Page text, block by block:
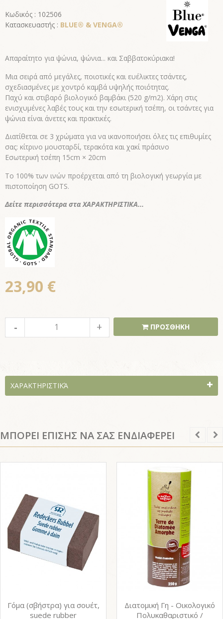
Κωδικός : 102506
Κατασκευαστής : BLUE® & VENGA®
Απαραίτητο για ψώνια, ψώνια... και Σαββατοκύριακα!
Μια σειρά από μεγάλες, ποιοτικές και ευέλικτες τσάντες,
σχεδιασμένες με χοντρό καμβά υψηλής ποιότητας.
Παχύ και στιβαρό βιολογικό βαμβάκι (520 g/m2). Χάρη στις
ενισχυμένες λαβές τους και την εσωτερική τσέπη, οι τσάντες για
ψώνια είναι άνετες και πρακτικές.
Διατίθεται σε 3 χρώματα για να ικανοποιήσει όλες τις επιθυμίες
σας: κίτρινο μουσταρδί, τερακότα και χακί πράσινο
Εσωτερική τσέπη 15cm × 20cm
Το 100% των ινών προέρχεται από τη βιολογική γεωργία με
πιστοποίηση GOTS.
Δείτε περισσότερα στα ΧΑΡΑΚΤΗΡΙΣΤΙΚΑ...
23,90 €
ΠΡΟΣΘΗΚΗ
ΧΑΡΑΚΤΗΡΙΣΤΙΚΆ
ΜΠΟΡΕΙ ΕΠΙΣΗΣ ΝΑ ΣΑΣ ΕΝΔΙΑΦΕΡΕΙ
Γόμα (σβήστρα) για σουέτ,
suede rubber
Διατομική Γη - Οικολογικό
Πολυκαθαριστικό /